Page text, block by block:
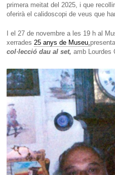
primera meitat del 2025, i que
oferirà el calidoscopi de veus que
I el 27 de novembre a les 19 h al
xerrades 25 anys de Museu,
col·lecció dau al set,amb Lourdes